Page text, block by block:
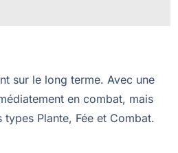
sur le long terme. Avec une
en combat, mais
Plante, Fée et Combat.